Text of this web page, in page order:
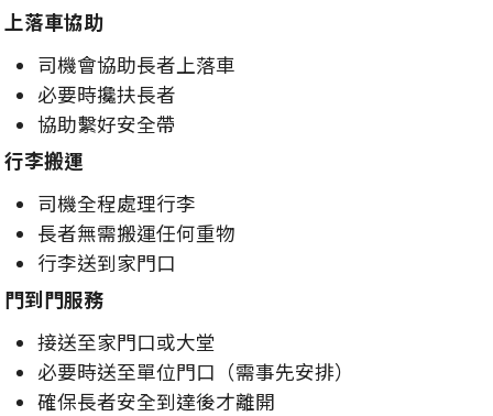
上落車協助
司機會協助長者上落車
必要時攙扶長者
協助繫好安全帶
行李搬運
司機全程處理行李
長者無需搬運任何重物
行李送到家門口
門到門服務
接送至家門口或大堂
必要時送至單位門口（需事先安排）
確保長者安全到達後才離開